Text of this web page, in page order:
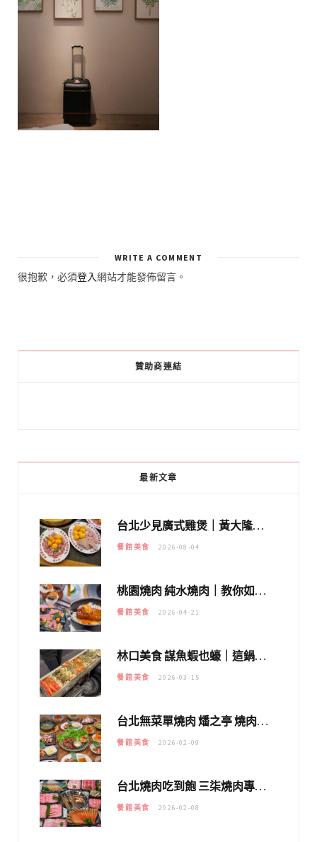
WRITE A COMMENT
很抱歉，必須登入網站才能發佈留言。
贊助商連結
最新文章
台北少見廣式雞煲｜黃大隆濃郁煲湯：經典提燈與溫體雞肉，熬夜修仙不如來喝湯！
餐館美食 2026-08-04
桃園燒肉 純水燒肉｜教你如何優惠吃日本A5和牛各種部位，私房菜誠意吃好吃滿
餐館美食 2026-04-21
林口美食 謀魚蝦也蠔｜這鍋太狂！「蟹老闆派對鍋」10多種海鮮浮誇上桌，壽星再送生食摩天輪！
餐館美食 2026-03-15
台北無菜單燒肉 燔之亭 燒肉場｜延吉街的 $980個人無菜單「雞」料理～
餐館美食 2026-02-09
台北燒肉吃到飽 三柒燒肉專門店｜日本A5和牛×龍蝦蟹腳雙拼，海陸霸氣開吃！
餐館美食 2026-02-08